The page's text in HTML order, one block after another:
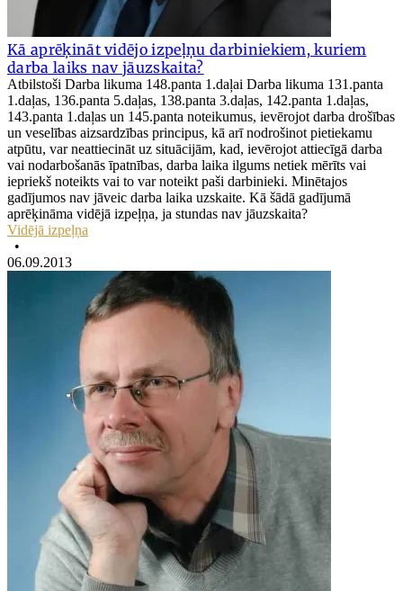
Kā aprēķināt vidējo izpeļņu darbiniekiem, kuriem
darba laiks nav jāuzskaita?
Atbilstoši Darba likuma 148.panta 1.daļai Darba likuma 131.panta
1.daļas, 136.panta 5.daļas, 138.panta 3.daļas, 142.panta 1.daļas,
143.panta 1.daļas un 145.panta noteikumus, ievērojot darba drošības
un veselības aizsardzības principus, kā arī nodrošinot pietiekamu
atpūtu, var neattiecināt uz situācijām, kad, ievērojot attiecīgā darba
vai nodarbošanās īpatnības, darba laika ilgums netiek mērīts vai
iepriekš noteikts vai to var noteikt paši darbinieki. Minētajos
gadījumos nav jāveic darba laika uzskaite. Kā šādā gadījumā
aprēķināma vidējā izpeļņa, ja stundas nav jāuzskaita?
Vidējā izpeļņa
•
06.09.2013